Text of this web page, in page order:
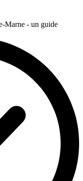
Marne - un guide